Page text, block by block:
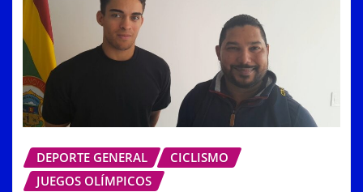
DEPORTE GENERAL
CICLISMO
JUEGOS OLÍMPICOS